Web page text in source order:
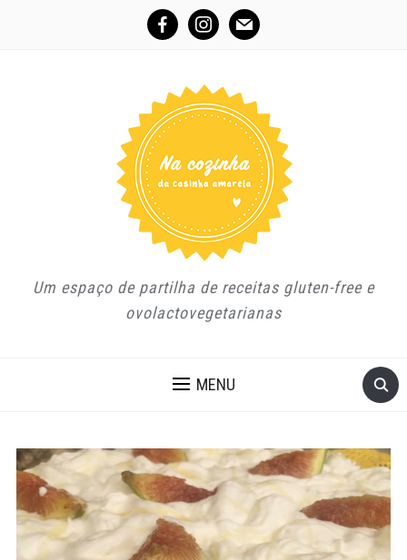
facebookinstagrammail
Um espaço de partilha de receitas gluten-free e
ovolactovegetarianas
MENU